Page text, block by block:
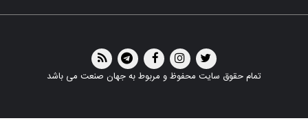
تمام حقوق سایت محفوظ و مربوط به جهان صنعت می باشد